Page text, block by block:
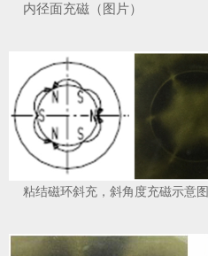
内径面充磁（图片）
粘结磁环斜充，斜角度充磁示意图